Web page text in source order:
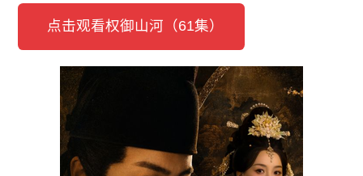
点击观看权御山河（61集）